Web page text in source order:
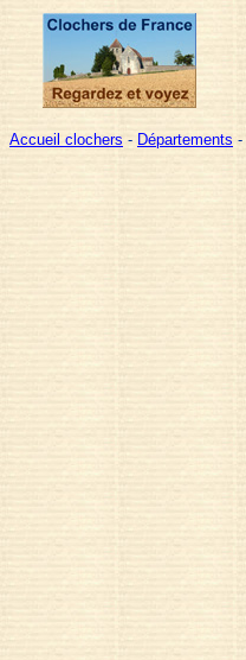
Accueil clochers - Départements -